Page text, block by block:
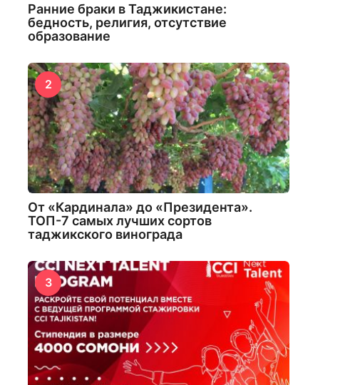
Ранние браки в Таджикистане:
бедность, религия, отсутствие
образование
2
От «Кардинала» до «Президента».
ТОП-7 самых лучших сортов
таджикского винограда
3